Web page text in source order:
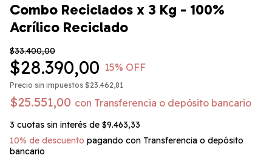
Combo Reciclados x 3 Kg - 100%
Acrílico Reciclado
$33.400,00
$28.390,00 15% OFF
Precio sin impuestos $23.462,81
$25.551,00 con Transferencia o depósito bancario
3 cuotas sin interés de $9.463,33
10% de descuento pagando con Transferencia o depósito
bancario